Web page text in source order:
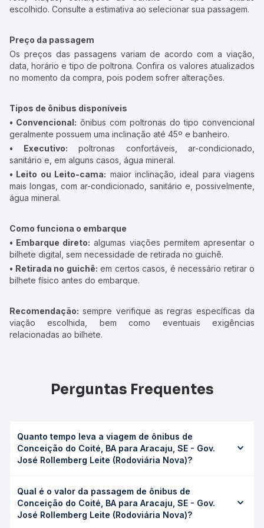
escolhido. Consulte a estimativa ao selecionar sua passagem.
Preço da passagem
Os preços das passagens variam de acordo com a viação,
data, horário e tipo de poltrona. Confira os valores atualizados
no momento da compra, pois podem sofrer alterações.
Tipos de ônibus disponíveis
• Convencional: ônibus com poltronas do tipo convencional
geralmente possuem uma inclinação até 45º e banheiro.
• Executivo: poltronas confortáveis, ar-condicionado,
sanitário e, em alguns casos, água mineral.
• Leito ou Leito-cama: maior inclinação, ideal para viagens
mais longas, com ar-condicionado, sanitário e, possivelmente,
água mineral.
Como funciona o embarque
• Embarque direto: algumas viações permitem apresentar o
bilhete digital, sem necessidade de retirada no guichê.
• Retirada no guichê: em certos casos, é necessário retirar o
bilhete físico antes do embarque.
Recomendação: sempre verifique as regras específicas da
viação escolhida, bem como eventuais exigências
relacionadas ao bilhete.
Perguntas Frequentes
Quanto tempo leva a viagem de ônibus de
Conceição do Coité, BA para Aracaju, SE - Gov.
José Rollemberg Leite (Rodoviária Nova)?
Aracaju, SE - Gov. José Rollemberg Leite (Rodoviária
Nova) leva em média 6h 25min, podendo variar conforme
a viação, o tipo de serviço (convencional, executivo ou
Qual é o valor da passagem de ônibus de
Conceição do Coité, BA para Aracaju, SE - Gov.
José Rollemberg Leite (Rodoviária Nova)?